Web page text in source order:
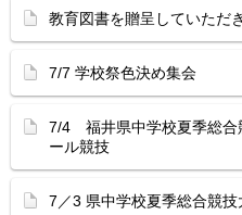
教育図書を贈呈していただ
7/7 学校祭色決め集会
7/4 福井県中学校夏季総
ール競技
7／3 県中学校夏季総合競